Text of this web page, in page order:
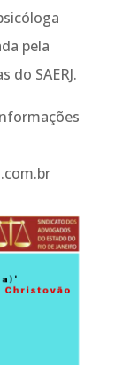
pela
do SAERJ.